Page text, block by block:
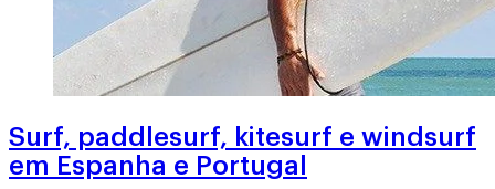
Surf, paddlesurf, kitesurf e windsurf
em Espanha e Portugal